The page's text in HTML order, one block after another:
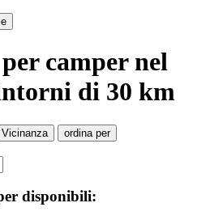
camper nel
di 30 km
Vicinanza ordina per
disponibili: